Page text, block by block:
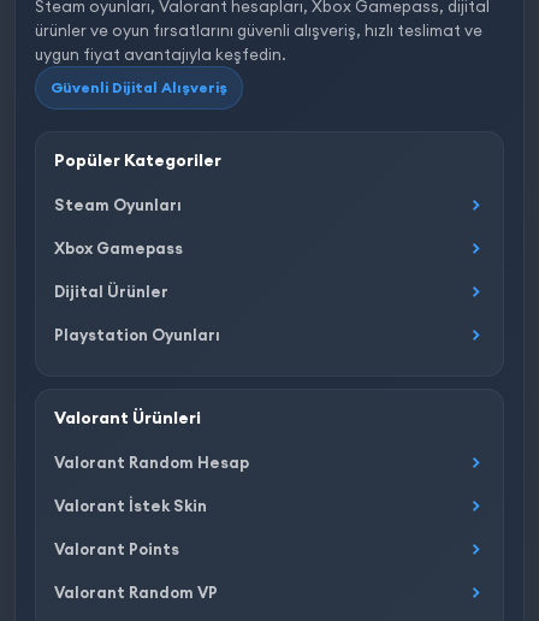
Steam oyunları, Valorant hesapları, Xbox Gamepass, dijital
ürünler ve oyun fırsatlarını güvenli alışveriş, hızlı teslimat ve
uygun fiyat avantajıyla keşfedin.
Güvenli Dijital Alışveriş
Popüler Kategoriler
Steam Oyunları
Xbox Gamepass
Dijital Ürünler
Playstation Oyunları
Valorant Ürünleri
Valorant Random Hesap
Valorant İstek Skin
Valorant Points
Valorant Random VP